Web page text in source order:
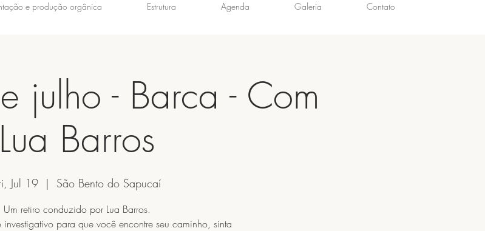
e produção orgânica Estrutura Agenda Galeria Contato
julho - Barca - Com
Lua Barros
Jul 19
  |
São Bento do Sapucaí
Um retiro conduzido por Lua Barros.
para que você encontre seu caminho, sinta